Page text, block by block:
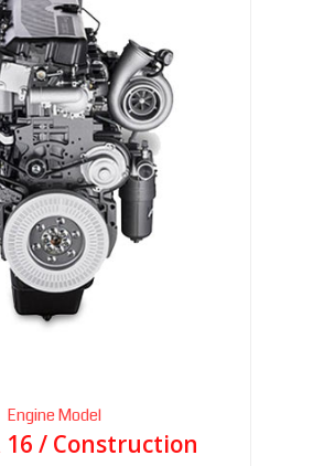
Engine Model
16 / Construction